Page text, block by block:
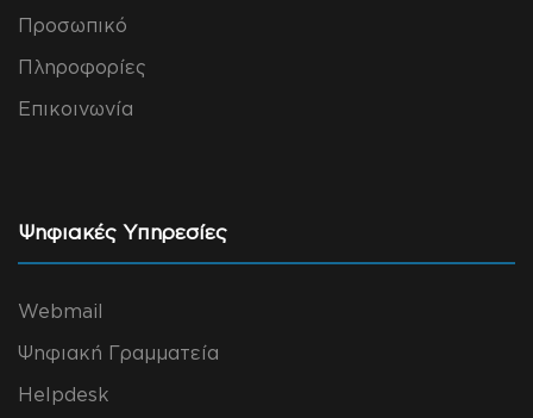
Προσωπικό
Πληροφορίες
Επικοινωνία
Ψηφιακές Υπηρεσίες
Webmail
Ψηφιακή Γραμματεία
Helpdesk